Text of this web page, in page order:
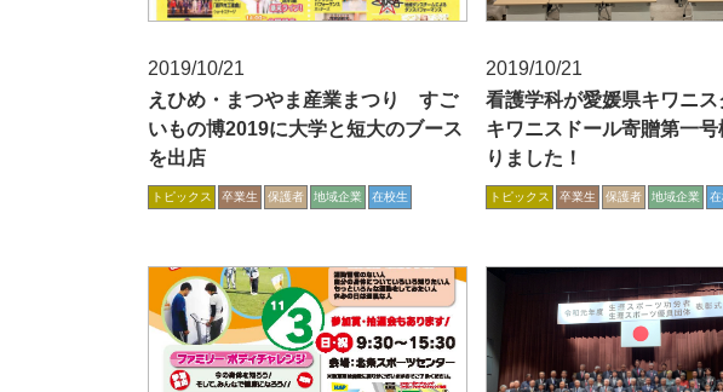
2019/10/21
えひめ・まつやま産業まつり すご
いもの博2019に大学と短大のブース
を出店
トピックス 卒業生 保護者 地域企業 在校生
2019/10/21
看護学科が愛媛県キワニス
キワニスドール寄贈第一号
りました！
トピックス 卒業生 保護者 地域企業